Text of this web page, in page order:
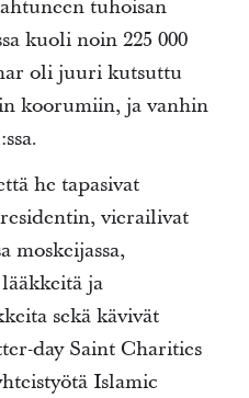
tuhoisan
kuoli noin 225 000
oli juuri kutsuttu
koorumiin, ja vanhin
he tapasivat
vierailivat
moskeijassa,
ja
sekä kävivät
day Saint Charities
Islamic